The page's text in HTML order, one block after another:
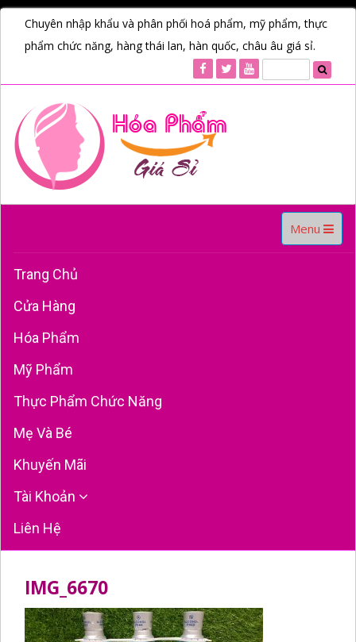
Chuyên nhập khẩu và phân phối hoá phẩm, mỹ phẩm, thực
phẩm chức năng, hàng thái lan, hàn quốc, châu âu giá sỉ.
Toggle
navigation
Menu
Trang Chủ
Cửa Hàng
Hóa Phẩm
Mỹ Phẩm
Thực Phẩm Chức Năng
Mẹ Và Bé
Khuyến Mãi
Tài Khoản
Liên Hệ
IMG_6670